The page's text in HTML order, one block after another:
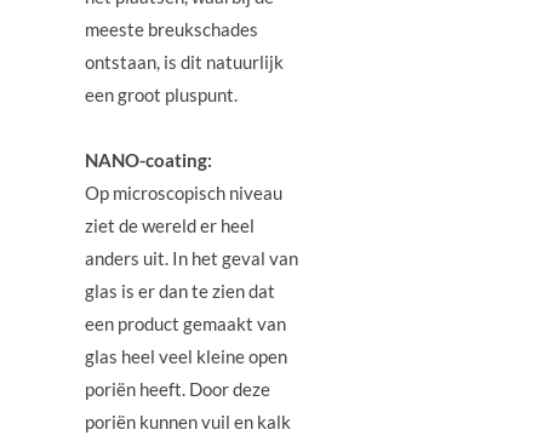
meeste breukschades
ontstaan, is dit natuurlijk
een groot pluspunt.
NANO-coating:
Op microscopisch niveau
ziet de wereld er heel
anders uit. In het geval van
glas is er dan te zien dat
een product gemaakt van
glas heel veel kleine open
poriën heeft. Door deze
poriën kunnen vuil en kalk